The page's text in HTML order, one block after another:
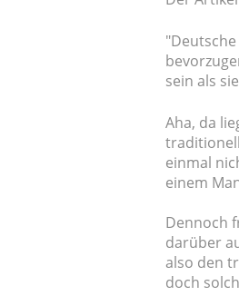
sein als
Aha, da
einmal
einem
Dennoch
darüber
also den
doch